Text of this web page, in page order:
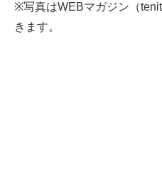
※写真はWEBマガジン（
きます。